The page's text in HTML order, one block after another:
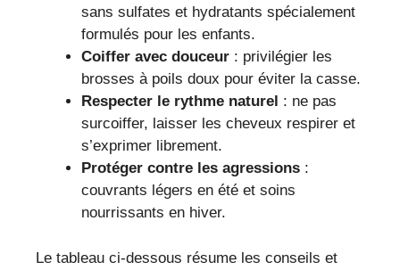
sans sulfates et hydratants spécialement
formulés pour les enfants.
Coiffer avec douceur : privilégier les
brosses à poils doux pour éviter la casse.
Respecter le rythme naturel : ne pas
surcoiffer, laisser les cheveux respirer et
s’exprimer librement.
Protéger contre les agressions :
couvrants légers en été et soins
nourrissants en hiver.
Le tableau ci-dessous résume les conseils et